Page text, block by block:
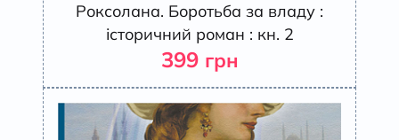
Роксолана. Боротьба за владу :
історичний роман : кн. 2
399 грн